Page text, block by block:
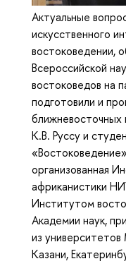
Актуальные
искусственного
востоковедении,
Всероссийской
востоковедов на
подготовили и
ближневосточных
К.В. Руссу и
организованная
африканистики
Институтом
Академии наук,
из
Казани,